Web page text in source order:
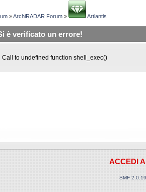
»ArchiRADAR Forum » Artlantis
è verificato un errore!
Call to undefined function shell_exec()
ACCEDI
SMF 2.0.19